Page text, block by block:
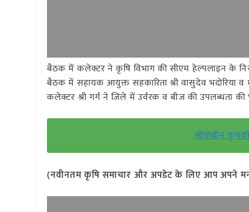
बैठक में कलेक्टर ने कृषि विभाग की सीएम हेल्पलाइन के
बैठक में सहायक आयुक्त सहकारिता श्री वासुदेव भदोरिया व
कलेक्टर श्री गर्ग ने जिले में उर्वरक व बीज की उपलब्धता की
सोयाबीन
(नवीनतम कृषि समाचार और अपडेट के लिए आप अपने